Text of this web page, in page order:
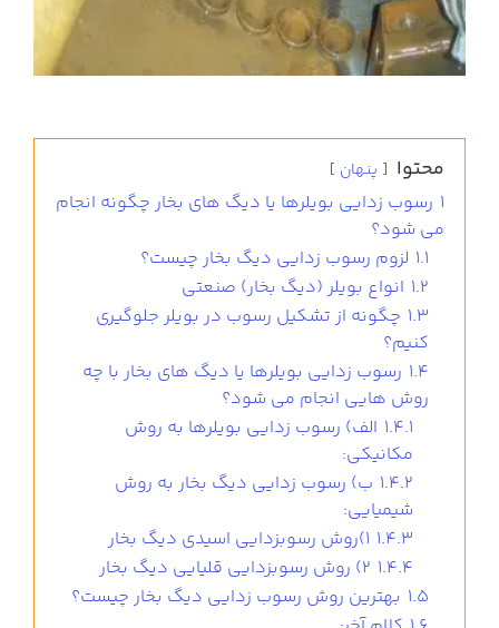
محتوا پنهان
1 رسوب زدایی بویلرها یا دیگ های بخار چگونه انجام
می شود؟
1.1 لزوم رسوب زدایی دیگ بخار چیست؟
1.2 انواع بویلر (دیگ بخار) صنعتی
1.3 چگونه از تشکیل رسوب در بویلر جلوگیری
کنیم؟
1.4 رسوب زدایی بویلرها یا دیگ های بخار با چه
روش هایی انجام می شود؟
1.4.1 الف) رسوب زدایی بویلرها به روش
مکانیکی:
1.4.2 ب) رسوب زدایی دیگ بخار به روش
شیمیایی:
1.4.3 ۱)روش رسوبزدایی اسیدی دیگ بخار
1.4.4 ۲) روش رسوبزدایی قلیایی دیگ بخار
1.5 بهترین روش رسوب زدایی دیگ بخار چیست؟